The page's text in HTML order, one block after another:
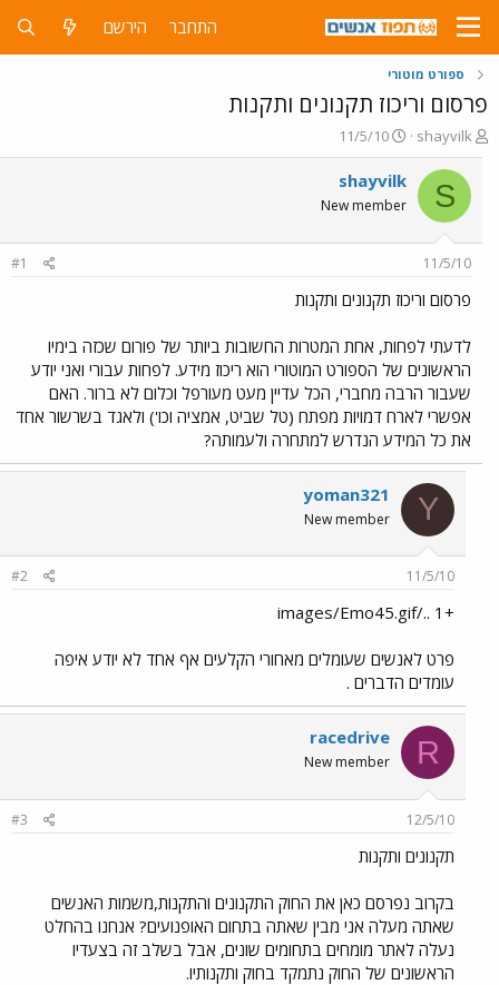
התחבר הירשם
ספורט מוטורי
פרסום וריכוז תקנונים ותקנות
פ
ו
ת
ח
ה
ו
ש
א
shayvilk
פ
ו
ר
ס
ם
ר
11/5/10
S
shayvilk
New member
11/5/10
#1
פרסום וריכוז תקנונים ותקנות
לדעתי לפחות, אחת המטרות החשובות ביותר של פורום שכזה בימיו
הראשונים של הספורט המוטורי הוא ריכוז מידע. לפחות עבורי ואני יודע
שעבור הרבה מחברי, הכל עדיין מעט מעורפל וכלום לא ברור. האם
אפשרי לארח דמויות מפתח (טל שביט, אמציה וכו') ולאגד בשרשור אחד
את כל המידע הנדרש למתחרה ולעמותה?
Y
yoman321
New member
11/5/10
#2
+1 ../images/Emo45.gif
פרט לאנשים שעומלים מאחורי הקלעים אף אחד לא יודע איפה
עומדים הדברים .
R
racedrive
New member
12/5/10
#3
תקנונים ותקנות
בקרוב נפרסם כאן את החוק התקנונים והתקנות,משמות האנשים
שאתה מעלה אני מבין שאתה בתחום האופנועים? אנחנו בהחלט
נעלה לאתר מומחים בתחומים שונים, אבל בשלב זה בצעדיו
הראשונים של החוק נתמקד בחוק ותקנותיו.